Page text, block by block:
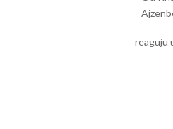
reaguju